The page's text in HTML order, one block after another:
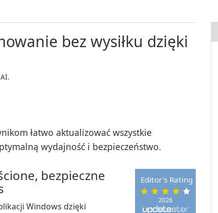
bez wysiłku dzięki
łatwo aktualizować wszystkie
wydajność i bezpieczeństwo.
2026
Editor's Rating
bezpieczne
Windows dzięki